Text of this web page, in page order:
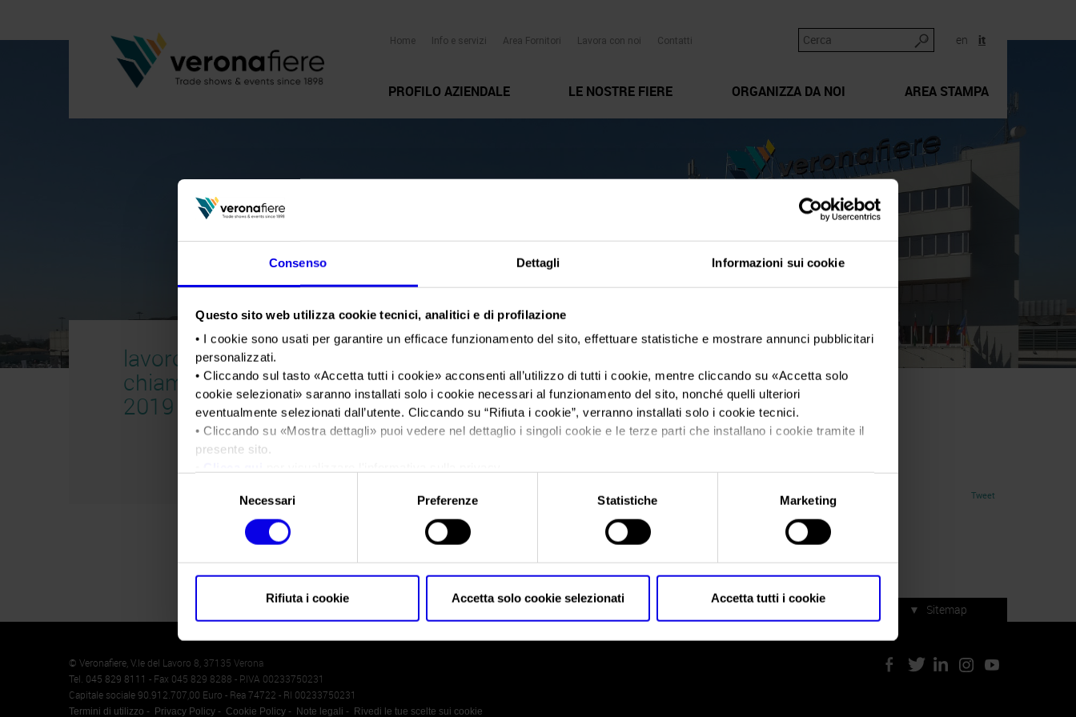
Consenso Dettagli Informazioni sui cookie
Questo sito web utilizza cookie tecnici, analitici e di profilazione
• I cookie sono usati per garantire un efficace funzionamento del sito, effettuare statistiche e mostrare annunci pubblicitari
personalizzati.
• Cliccando sul tasto «Accetta tutti i cookie» acconsenti all’utilizzo di tutti i cookie, mentre cliccando su «Accetta solo
cookie selezionati» saranno installati solo i cookie necessari al funzionamento del sito, nonché quelli ulteriori
eventualmente selezionati dall’utente. Cliccando su “Rifiuta i cookie”, verranno installati solo i cookie tecnici.
• Cliccando su «Mostra dettagli» puoi vedere nel dettaglio i singoli cookie e le terze parti che installano i cookie tramite il
presente sito.
Necessari Preferenze Statistiche Marketing
Rifiuta i cookie Accetta solo cookie selezionati Accetta tutti i cookie
en it
Home Info e servizi Area Fornitori Lavora con noi Contatti
PROFILO AZIENDALE LE NOSTRE FIERE ORGANIZZA DA NOI AREA STAMPA
lavoro-
chiama-italia-
2019
Sei in: lavoro-chiama-italia-2019>lavoro-chiama-italia-2019
lavoro-chiama-italia-2019
Tweet
lavoro-chiama-italia-2019
▼ Sitemap
Memento Servizi di manifestazione
© Veronafiere, V.le del Lavoro 8, 37135 Verona
Tel. 045 829 8111 - Fax 045 829 8288 - P.IVA 00233750231
Capitale sociale 90.912.707,00 Euro - Rea 74722 - RI 00233750231
Termini di utilizzo Privacy Policy Cookie Policy Note legali Rivedi le tue scelte sui cookie